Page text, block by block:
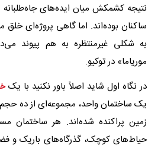
نتیجه کشمکش میان ایده‌های جاه‌طلبانه
ساکنان بوده‌اند. اما گاهی پروژه‌ای
به شکلی غیرمنتظره به هم پیوند
موریاما» در توکیو.
در نگاه اول شاید اصلاً باور نکنید با یک
یک ساختمان واحد، مجموعه‌ای از ده حجم
زمین پراکنده شده‌اند. هر ساختمان
حیاط‌های کوچک، گذرگاه‌های باریک و